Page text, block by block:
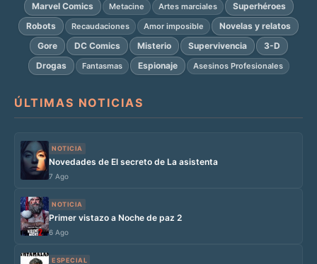
Marvel Comics
Metacine Artes marciales
Superhéroes
Robots
Recaudaciones Amor imposible
Novelas y relatos
Gore
DC Comics Misterio Supervivencia
3-D
Drogas
Fantasmas Espionaje Asesinos Profesionales
ÚLTIMAS NOTICIAS
NOTICIA
Novedades de El secreto de La asistenta
7 Ago
NOTICIA
Primer vistazo a Noche de paz 2
6 Ago
ESPECIAL